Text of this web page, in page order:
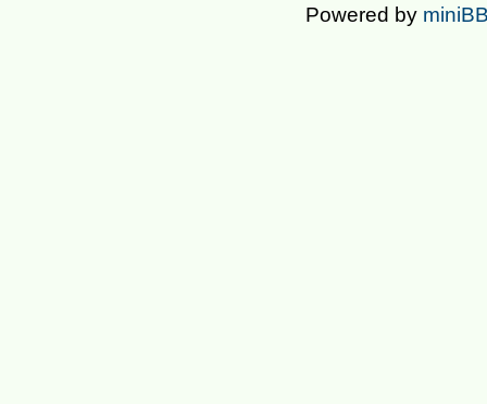
Powered by